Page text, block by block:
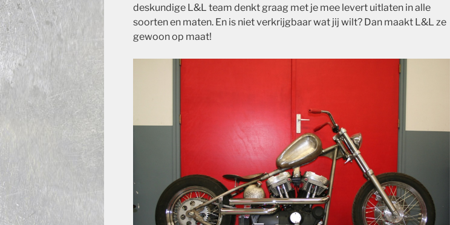
deskundige L&L team denkt graag met je mee levert uitlaten in alle
soorten en maten. En is niet verkrijgbaar wat jij wilt? Dan maakt L&L ze
gewoon op maat!